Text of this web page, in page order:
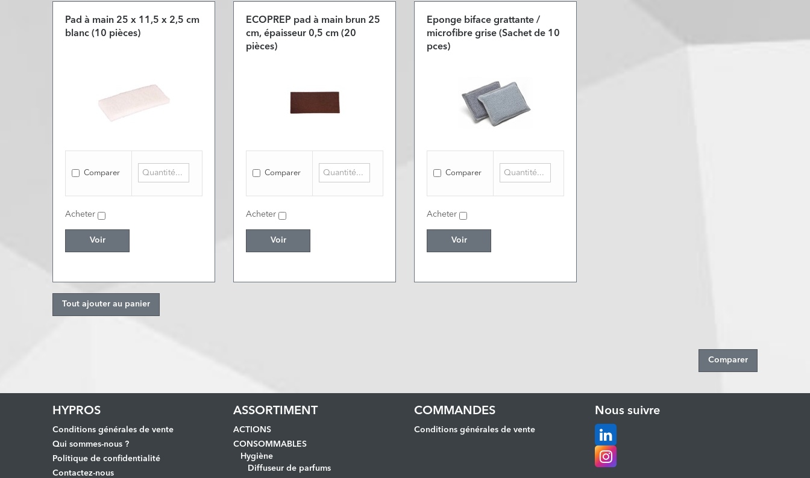
Pad à main 25 x 11,5 x 2,5 cm
blanc (10 pièces)
Comparer
Acheter
Voir
ECOPREP pad à main brun 25
cm, épaisseur 0,5 cm (20
pièces)
Comparer
Acheter
Voir
Eponge biface grattante /
microfibre grise (Sachet de 10
pces)
Comparer
Acheter
Voir
Tout ajouter au panier
HYPROS
Conditions générales de vente
Qui sommes-nous ?
Politique de confidentialité
Contactez-nous
ASSORTIMENT
ACTIONS
CONSOMMABLES
Hygiène
Diffuseur de parfums
COMMANDES
Conditions générales de vente
Nous suivre